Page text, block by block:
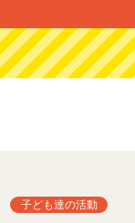
子ども達の活動